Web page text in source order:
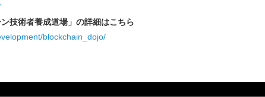
技術者養成道場」の詳細はこちら
blockchain_dojo/